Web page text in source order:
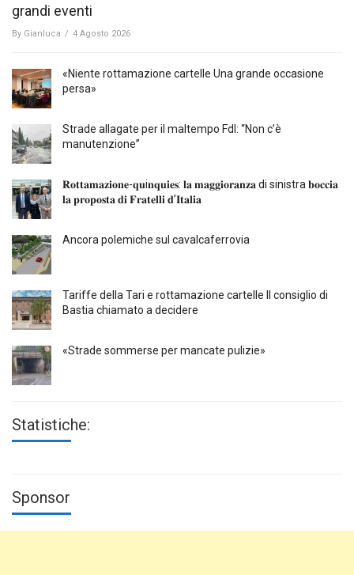
grandi eventi
By Gianluca / 4 Agosto 2026
«Niente rottamazione cartelle Una grande occasione
persa»
Strade allagate per il maltempo FdI: “Non c’è
manutenzione”
𝐑𝐨𝐭𝐭𝐚𝐦𝐚𝐳𝐢𝐨𝐧𝐞-𝐪𝐮i𝐧𝐪𝐮𝐢𝐞𝐬: 𝐥𝐚 𝐦𝐚𝐠𝐠𝐢𝐨𝐫𝐚𝐧𝐳𝐚 di sinistra 𝐛𝐨𝐜𝐜𝐢𝐚
𝐥𝐚 𝐩𝐫𝐨𝐩𝐨𝐬𝐭𝐚 𝐝𝐢 𝐅𝐫𝐚𝐭𝐞𝐥𝐥𝐢 𝐝’𝐈𝐭𝐚𝐥𝐢𝐚
Ancora polemiche sul cavalcaferrovia
Tariffe della Tari e rottamazione cartelle Il consiglio di
Bastia chiamato a decidere
«Strade sommerse per mancate pulizie»
Statistiche:
Sponsor